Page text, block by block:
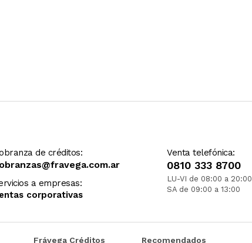
de créditos:
a empresas:
corporativas
Venta telefónica:
0810 333 8700
LU-VI de 08:00 a 20:00
SA de 09:00 a 13:00
Frávega Créditos
Recomendados